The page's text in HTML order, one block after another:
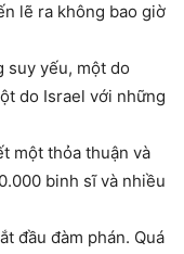
lẽ ra không bao giờ
suy yếu, một do
do Israel với những
một thỏa thuận và
binh sĩ và nhiều
đầu đàm phán. Quá